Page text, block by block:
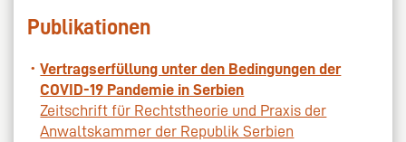
Publikationen
Vertragserfüllung unter den Bedingungen der
COVID-19 Pandemie in Serbien
Zeitschrift für Rechtstheorie und Praxis der
Anwaltskammer der Republik Serbien